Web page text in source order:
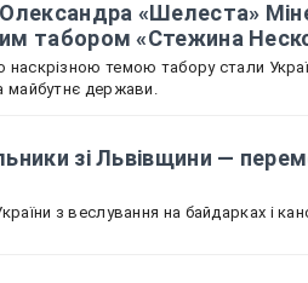
«Шелеста»
табором «Стежина
наскрізною темою табору стали
майбутнє держави.
зі Львівщини —
з веслування на байдарках і